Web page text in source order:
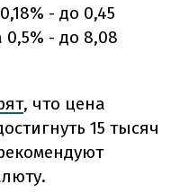
- до 0,45
0,5% - до 8,08
, что цена
15 тысяч